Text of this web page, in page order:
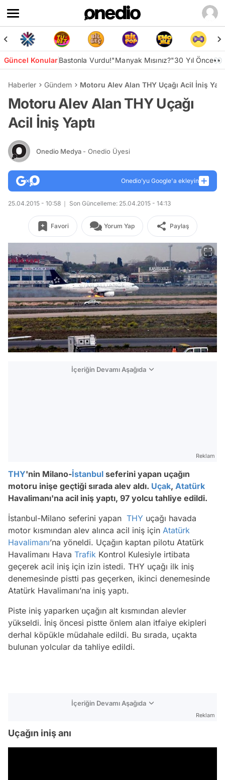
Güncel KonularBastonla Vurdu!"Manyak Mısınız?"30 Yıl Önce👀
Haberler Gündem Motoru Alev Alan THY Uçağı Acil İniş
Motoru Alev Alan THY Uçağı
Acil İniş Yaptı
Onedio Medya - Onedio Üyesi
Onedio’yu Google'a ekleyin
25.04.2015 - 10:58 Son Güncelleme: 25.04.2015 - 14:13
Favori Yorum Yap Paylaş
İçeriğin Devamı Aşağıda
Reklam
THY'nin Milano-İstanbul seferini yapan uçağın
motoru inişe geçtiği sırada alev aldı. Uçak, Atatürk
Havalimanı'na acil iniş yaptı, 97 yolcu tahliye edildi.
İstanbul-Milano seferini yapan THY uçağı havada
motor kısmından alev alınca acil iniş için Atatürk
Havalimanı’na yöneldi. Uçağın kaptan pilotu Atatürk
Havalimanı Hava Trafik Kontrol Kulesiyle irtibata
geçerek acil iniş için izin istedi. THY uçağı ilk iniş
denemesinde pistti pas geçerken, ikinci denemesinde
Atatürk Havalimanı’na iniş yaptı.
Piste iniş yaparken uçağın alt kısmından alevler
yükseldi. İniş öncesi pistte önlem alan itfaiye ekipleri
derhal köpükle müdahale edildi. Bu sırada, uçakta
bulunan yolcular da tahliye edildi.
İçeriğin Devamı Aşağıda
Reklam
Uçağın iniş anı